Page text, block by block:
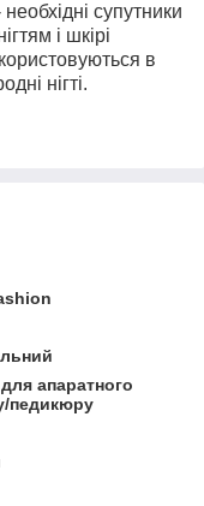
необхідні супутники
і шкірі
в
нігті.
апаратного
педикюру